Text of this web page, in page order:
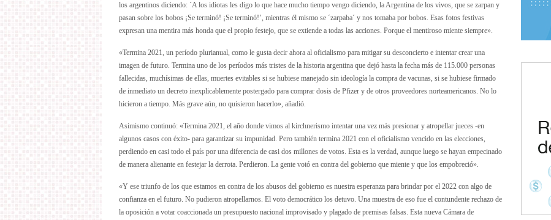
los argentinos diciendo: ´A los idiotas les digo lo que hace mucho tiempo vengo diciendo, la Argentina de los vivos, que se zarpan y
pasan sobre los bobos ¡Se terminó! ¡Se terminó!’, mientras él mismo se ´zarpaba´ y nos tomaba por bobos. Esas fotos festivas
expresan una mentira más honda que el propio festejo, que se extiende a todas las acciones. Porque el mentiroso miente siempre».
«Termina 2021, un período plurianual, como le gusta decir ahora al oficialismo para mitigar su desconcierto e intentar crear una
imagen de futuro. Termina uno de los períodos más tristes de la historia argentina que dejó hasta la fecha más de 115.000 personas
fallecidas, muchísimas de ellas, muertes evitables si se hubiese manejado sin ideología la compra de vacunas, si se hubiese firmado
de inmediato un decreto inexplicablemente postergado para comprar dosis de Pfizer y de otros proveedores norteamericanos. No lo
hicieron a tiempo. Más grave aún, no quisieron hacerlo», añadió.
Asimismo continuó: «Termina 2021, el año donde vimos al kirchnerismo intentar una vez más presionar y atropellar jueces -en
algunos casos con éxito- para garantizar su impunidad. Pero también termina 2021 con el oficialismo vencido en las elecciones,
perdiendo en casi todo el país por una diferencia de casi dos millones de votos. Esta es la verdad, aunque luego se hayan empecinado
de manera alienante en festejar la derrota. Perdieron. La gente votó en contra del gobierno que miente y que los empobreció».
«Y ese triunfo de los que estamos en contra de los abusos del gobierno es nuestra esperanza para brindar por el 2022 con algo de
confianza en el futuro. No pudieron atropellarnos. El voto democrático los detuvo. Una muestra de eso fue el contundente rechazo de
la oposición a votar coaccionada un presupuesto nacional improvisado y plagado de premisas falsas. Esta nueva Cámara de